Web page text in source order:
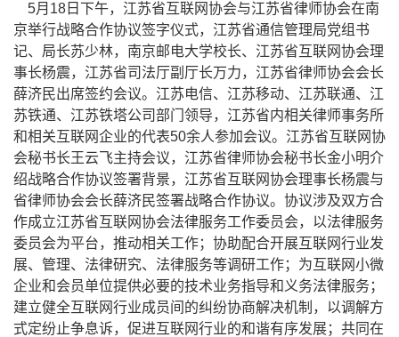
5月18日下午，江苏省互联网协会与江苏省律师协会在南
京举行战略合作协议签字仪式，江苏省通信管理局党组书
记、局长苏少林，南京邮电大学校长、江苏省互联网协会理
事长杨震，江苏省司法厅副厅长万力，江苏省律师协会会长
薛济民出席签约会议。江苏电信、江苏移动、江苏联通、江
苏铁通、江苏铁塔公司部门领导，江苏省内相关律师事务所
和相关互联网企业的代表50余人参加会议。江苏省互联网协
会秘书长王云飞主持会议，江苏省律师协会秘书长金小明介
绍战略合作协议签署背景，江苏省互联网协会理事长杨震与
省律师协会会长薛济民签署战略合作协议。协议涉及双方合
作成立江苏省互联网协会法律服务工作委员会，以法律服务
委员会为平台，推动相关工作；协助配合开展互联网行业发
展、管理、法律研究、法律服务等调研工作；为互联网小微
企业和会员单位提供必要的技术业务指导和义务法律服务；
建立健全互联网行业成员间的纠纷协商解决机制，以调解方
式定纷止争息诉，促进互联网行业的和谐有序发展；共同在